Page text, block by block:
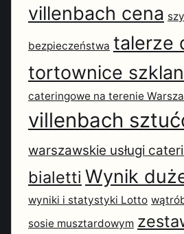
villenbach cena
bezpieczeństwa talerze
tortownice
cateringowe na terenie
villenbach
warszawskie usługi
bialetti Wynik
wyniki i statystyki Lotto
sosie musztardowym